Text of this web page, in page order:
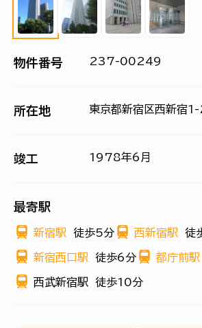
物件番号 237-00249
所在地 東京都新宿区西新宿
竣工 1978年6月
最寄駅
新宿駅 徒歩5分 西新宿駅 徒
新宿西口駅 徒歩6分 都庁前駅
西武新宿駅 徒歩10分